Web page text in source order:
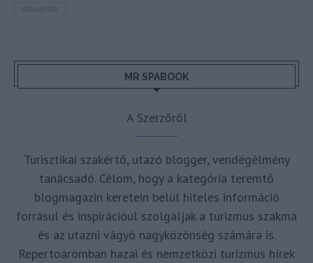
ÚJRANYITÁS
MR SPABOOK
A Szerzőről
Turisztikai szakértő, utazó blogger, vendégélmény
tanácsadó. Célom, hogy a kategória teremtő
blogmagazin keretein belül hiteles információ
forrásul és inspirációul szolgáljak a turizmus szakma
és az utazni vágyó nagyközönség számára is.
Repertoáromban hazai és nemzetközi turizmus hírek